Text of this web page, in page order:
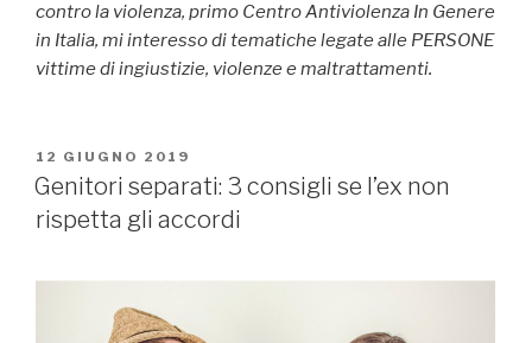
contro la violenza, primo Centro Antiviolenza In Genere
in Italia, mi interesso di tematiche legate alle PERSONE
vittime di ingiustizie, violenze e maltrattamenti.
PUBBLICATO
IL
12 GIUGNO 2019
Genitori separati: 3 consigli se l’ex non
rispetta gli accordi